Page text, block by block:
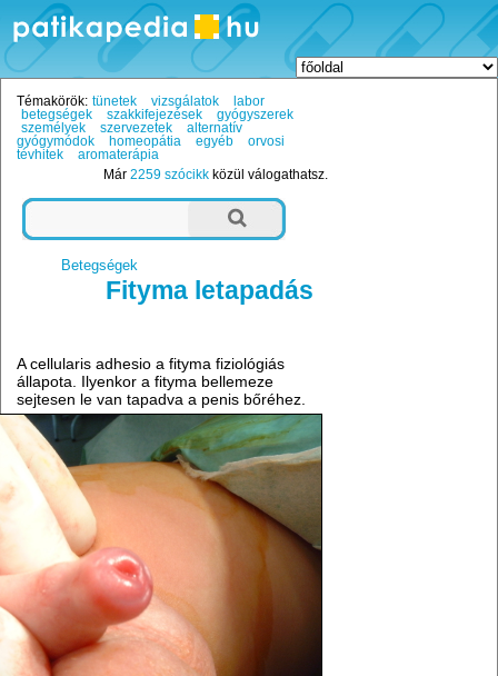
Témakörök: tünetek vizsgálatok
labor
betegségek
szakkifejezések
gyógyszerek
személyek
szervezetek
alternatív
gyógymódok
homeopátia egyéb
orvosi
tévhitek
aromaterápia
Már2259 szócikk közül válogathatsz.
Betegségek
Fityma letapadás
A cellularis adhesio a fityma fiziológiás
állapota. Ilyenkor a fityma bellemeze
sejtesen le van tapadva a penis bőréhez.